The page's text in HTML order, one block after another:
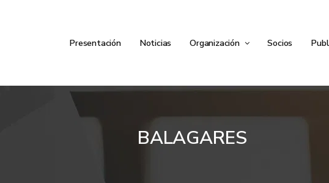
Presentación Noticias Organización Socios
BALAGARES